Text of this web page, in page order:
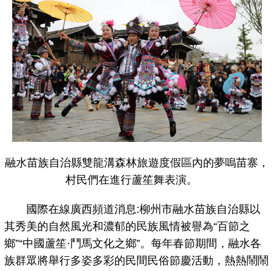
融水苗族自治縣雙龍溝森林旅遊度假區內的夢嗚苗寨，
村民們在進行蘆笙舞表演。
國際在線廣西頻道消息:柳州市融水苗族自治縣以
其秀美的自然風光和濃郁的民族風情被譽為“百節之
鄉”“中國蘆笙·鬥馬文化之鄉”。每年春節期間，融水各
族群眾將舉行多姿多彩的民間民俗節慶活動，熱熱鬧鬧